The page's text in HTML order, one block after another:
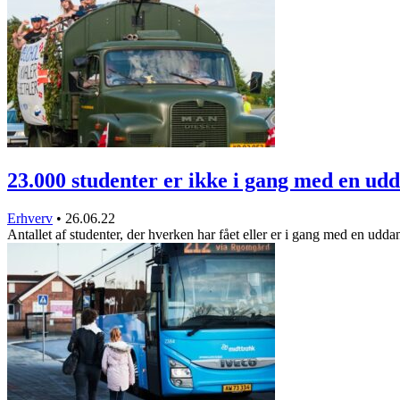
23.000 studenter er ikke i gang med en
Erhverv • 26.06.22
Antallet af studenter, der hverken har fået eller er i gang med en